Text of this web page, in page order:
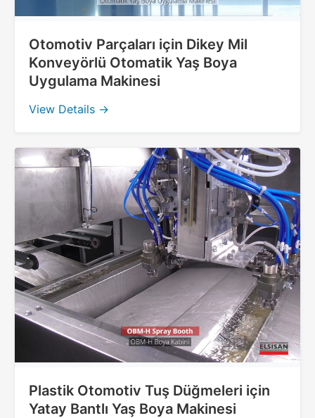
Otomotiv Parçaları için Dikey Mil
Konveyörlü Otomatik Yaş Boya
Uygulama Makinesi
View Details →
Plastik Otomotiv Tuş Düğmeleri için
Yatay Bantlı Yaş Boya Makinesi